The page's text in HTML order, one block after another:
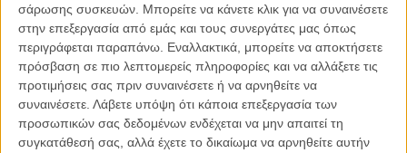
σάρωσης συσκευών. Μπορείτε να κάνετε κλικ για να συναινέσετε
στην επεξεργασία από εμάς και τους συνεργάτες μας όπως
περιγράφεται παραπάνω. Εναλλακτικά, μπορείτε να αποκτήσετε
πρόσβαση σε πιο λεπτομερείς πληροφορίες και να αλλάξετε τις
προτιμήσεις σας πριν συναινέσετε ή να αρνηθείτε να
συναινέσετε. Λάβετε υπόψη ότι κάποια επεξεργασία των
προσωπικών σας δεδομένων ενδέχεται να μην απαιτεί τη
συγκατάθεσή σας, αλλά έχετε το δικαίωμα να αρνηθείτε αυτήν
Διαβάστε ακόμη:Flix Best of 2018: Η κινηματογραφική χρονιά
σε 10 τραγούδια